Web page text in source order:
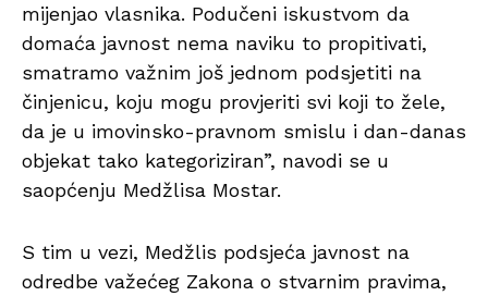
mijenjao vlasnika. Podučeni iskustvom da
domaća javnost nema naviku to propitivati,
smatramo važnim još jednom podsjetiti na
činjenicu, koju mogu provjeriti svi koji to žele,
da je u imovinsko-pravnom smislu i dan-danas
objekat tako kategoriziran”, navodi se u
saopćenju Medžlisa Mostar.
S tim u vezi, Medžlis podsjeća javnost na
odredbe važećeg Zakona o stvarnim pravima,